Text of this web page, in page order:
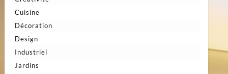
Cuisine
Décoration
Design
Industriel
Jardins